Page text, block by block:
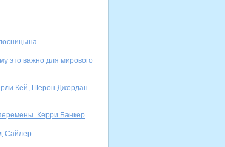
это важно для мирового
Кей, Шерон Джордан-
Керри Банкер
Сайлер